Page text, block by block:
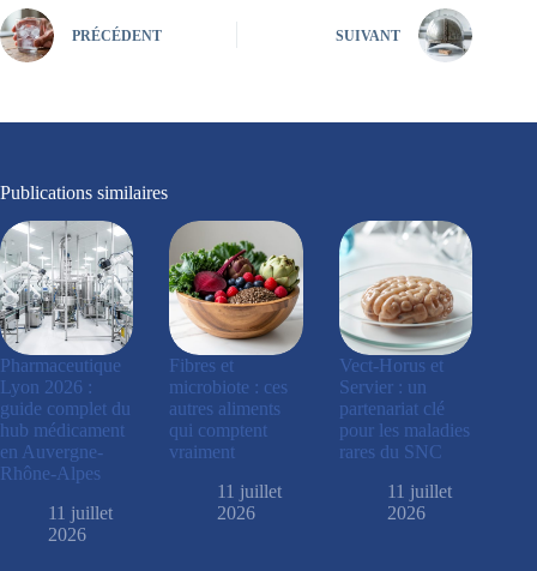
PRÉCÉDENT SUIVANT
Publications similaires
Pharmaceutique
Lyon 2026 :
guide complet du
hub médicament
en Auvergne-
Rhône-Alpes
11 juillet
2026
Fibres et
microbiote : ces
autres aliments
qui comptent
vraiment
11 juillet
2026
Vect-Horus et
Servier : un
partenariat clé
pour les maladies
rares du SNC
11 juillet
2026